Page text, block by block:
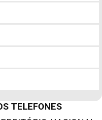
TELEFONES